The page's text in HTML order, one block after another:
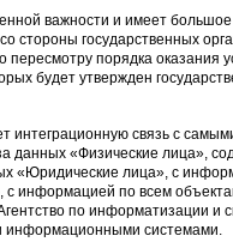
важности и имеет
стороны государственных
порядка оказания
будет утвержден
интеграционную связь с
данных «Физические лица»,
«Юридические лица», с
информацией по всем
по информатизации и
информационными системами.